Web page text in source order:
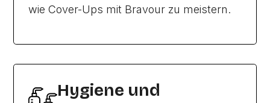
wie Cover-Ups mit Bravour zu meistern.
Hygiene und